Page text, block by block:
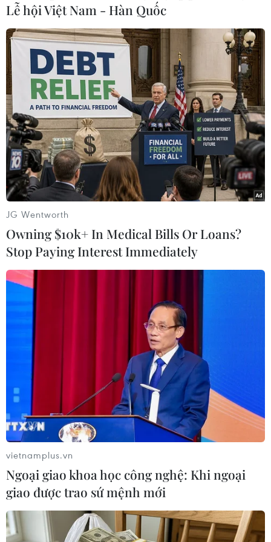
hoặc lái xế hộp đi giao dịch.
Cơ quan Cảnh sát điều tra đang tiếp tục củng cố
lời khai và hoàn tất hồ sơ để xử lý các đối tượng
theo quy định của pháp luật./.
(TTXVN/Vietnam+)
#Camera an ninh
#Công an Thành phố Hồ Chí Minh
#Ma túy
#Nguyễn Thị Kim Phượng
#Bánh heroin
Tp. Hồ Chí Minh
Theo dõi VietnamPlus
TIN LIÊN QUAN
Lễ hội Việt Nam - Hàn Quốc
JG Wentworth
Owning $10k+ In Medical Bills Or Loans?
Stop Paying Interest Immediately
vietnamplus.vn
Ngoại giao khoa học công nghệ: Khi ngoại
giao được trao sứ mệnh mới